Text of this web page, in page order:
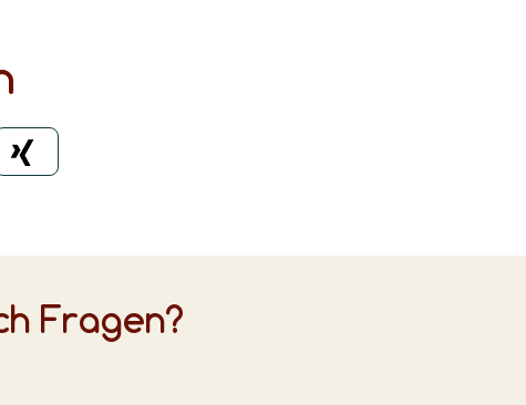
sozialen Medien
Fragen?